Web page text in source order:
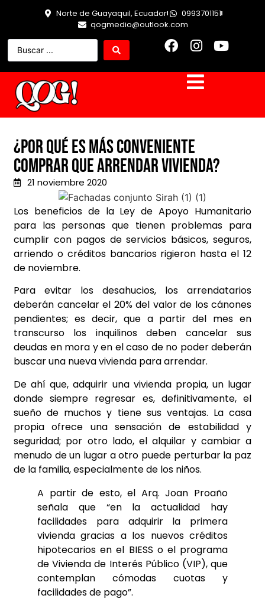
Norte de Guayaquil, Ecuador
0993701151
qogmedio@outlook.com
¿Por qué es más conveniente
comprar que arrendar vivienda?
21 noviembre 2020
Los beneficios de la Ley de Apoyo Humanitario
para las personas que tienen problemas para
cumplir con pagos de servicios básicos, seguros,
arriendo o créditos bancarios rigieron hasta el 12
de noviembre.
Para evitar los desahucios, los arrendatarios
deberán cancelar el 20% del valor de los cánones
pendientes; es decir, que a partir del mes en
transcurso los inquilinos deben cancelar sus
deudas en mora y en el caso de no poder deberán
buscar una nueva vivienda para arrendar.
De ahí que, adquirir una vivienda propia, un lugar
donde siempre regresar es, definitivamente, el
sueño de muchos y tiene sus ventajas. La casa
propia ofrece una sensación de estabilidad y
seguridad; por otro lado, el alquilar y cambiar a
menudo de un lugar a otro puede perturbar la paz
de la familia, especialmente de los niños.
A partir de esto, el Arq. Joan Proaño
señala que “en la actualidad hay
facilidades para adquirir la primera
vivienda gracias a los nuevos créditos
hipotecarios en el BIESS o el programa
de Vivienda de Interés Público (VIP), que
contemplan cómodas cuotas y
facilidades de pago”.